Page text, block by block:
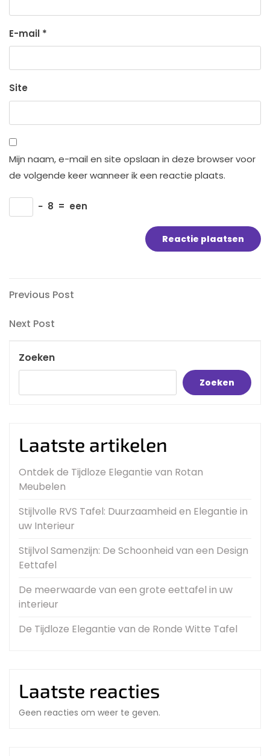
E-mail *
Site
Mijn naam, e-mail en site opslaan in deze browser voor
de volgende keer wanneer ik een reactie plaats.
− 8 = een
Bericht
navigatie
Previous
Previous Post
Next
Next Post
Zoeken
Zoeken
Laatste artikelen
Ontdek de Tijdloze Elegantie van Rotan
Meubelen
Stijlvolle RVS Tafel: Duurzaamheid en Elegantie in
uw Interieur
Stijlvol Samenzijn: De Schoonheid van een Design
Eettafel
De meerwaarde van een grote eettafel in uw
interieur
De Tijdloze Elegantie van de Ronde Witte Tafel
Laatste reacties
Geen reacties om weer te geven.